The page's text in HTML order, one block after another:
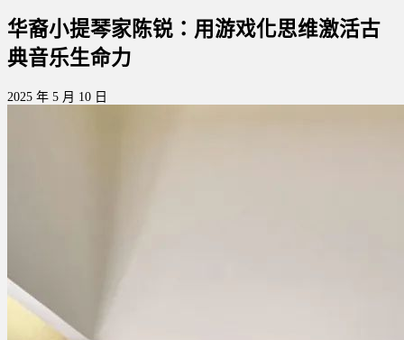
华裔小提琴家陈锐：用游戏化思维激活古
典音乐生命力
2025 年 5 月 10 日